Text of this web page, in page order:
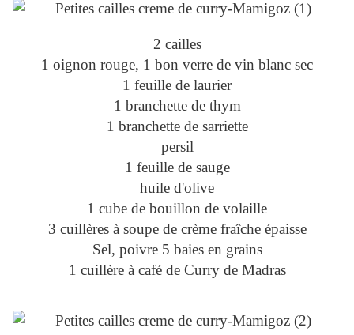
2 cailles
1 oignon rouge, 1 bon verre de vin blanc sec
1 feuille de laurier
1 branchette de thym
1 branchette de sarriette
persil
1 feuille de sauge
huile d'olive
1 cube de bouillon de volaille
3 cuillères à soupe de crème fraîche épaisse
Sel, poivre 5 baies en grains
1 cuillère à café de Curry de Madras